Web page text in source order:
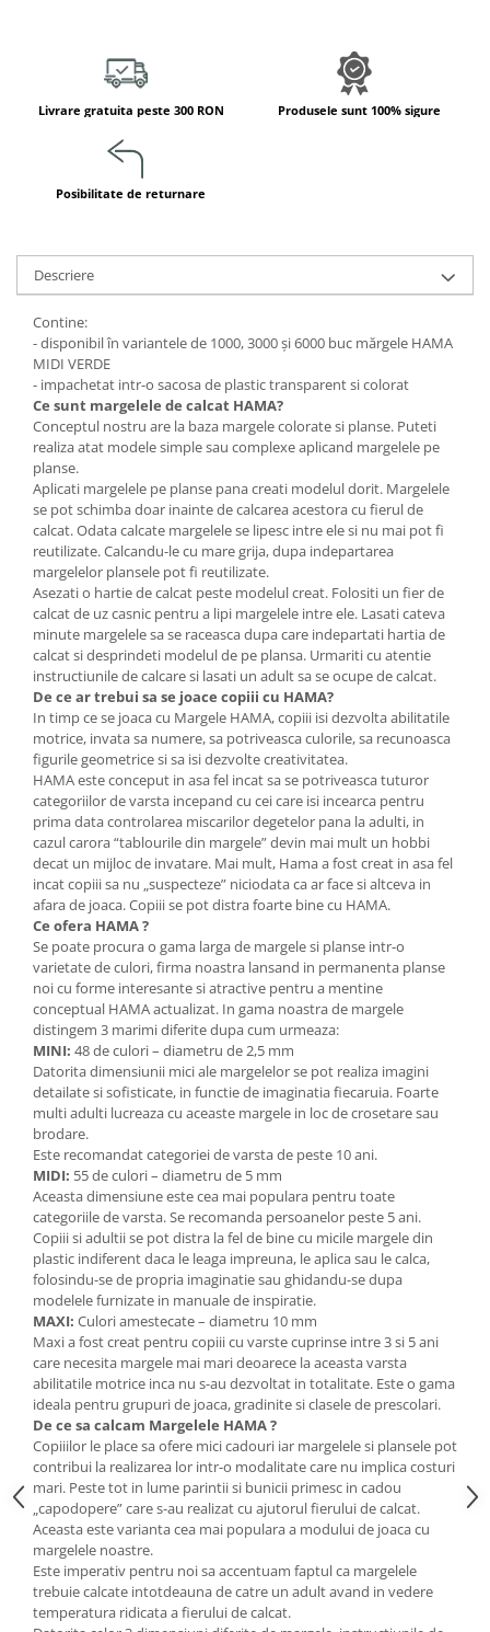
Motricitate grosiera
Recunoasterea formelor
Saltele
Trasee de motricitate
Diverse jucarii educative
Dezvoltarea limbajului
Figurine
Mobilier gradinita
Montessori
Spații de joacă
Educatie inovativa
Anatomie
Comunicare
Dezvoltare timpurie
Experimente
Forme
Joc imaginativ
Jucării interactive
Lumina
Lumini si culori
Magnetism
Matematica
Pregătire pentru școală
Pregătirea scrierii de mână
Secventialitate
Sortare si numarare
Stiinte
Mărgele de călcat HAMA
Hama Maxi Sticks
Margele HAMA MAXI
Mărgele HAMA MIDI
Mărgele HAMA MINI
Perceperea timpului - TimeTimer
Stimulare senzoriala
Stimulare auditiva
Stimulare olfactivă
Stimulare tactila
Stimulare vizuala
Terapie de integrare senzorială
Livrare gratuita peste 300 RON Produsele sunt 100% sigure
Posibilitate de returnare
Descriere
Contine:
- disponibil în variantele de 1000, 3000 și 6000 buc mărgele HAMA
MIDI VERDE
- impachetat intr-o sacosa de plastic transparent si colorat
Ce sunt margelele de calcat HAMA?
Conceptul nostru are la baza margele colorate si planse. Puteti
realiza atat modele simple sau complexe aplicand margelele pe
planse.
Aplicati margelele pe planse pana creati modelul dorit. Margelele
se pot schimba doar inainte de calcarea acestora cu fierul de
calcat. Odata calcate margelele se lipesc intre ele si nu mai pot fi
reutilizate. Calcandu-le cu mare grija, dupa indepartarea
margelelor plansele pot fi reutilizate.
Asezati o hartie de calcat peste modelul creat. Folositi un fier de
calcat de uz casnic pentru a lipi margelele intre ele. Lasati cateva
minute margelele sa se raceasca dupa care indepartati hartia de
calcat si desprindeti modelul de pe plansa. Urmariti cu atentie
instructiunile de calcare si lasati un adult sa se ocupe de calcat.
De ce ar trebui sa se joace copiii cu HAMA?
In timp ce se joaca cu Margele HAMA, copiii isi dezvolta abilitatile
motrice, invata sa numere, sa potriveasca culorile, sa recunoasca
figurile geometrice si sa isi dezvolte creativitatea.
HAMA este conceput in asa fel incat sa se potriveasca tuturor
categoriilor de varsta incepand cu cei care isi incearca pentru
prima data controlarea miscarilor degetelor pana la adulti, in
cazul carora “tablourile din margele” devin mai mult un hobbi
decat un mijloc de invatare. Mai mult, Hama a fost creat in asa fel
incat copiii sa nu „suspecteze” niciodata ca ar face si altceva in
afara de joaca. Copiii se pot distra foarte bine cu HAMA.
Ce ofera HAMA ?
Se poate procura o gama larga de margele si planse intr-o
varietate de culori, firma noastra lansand in permanenta planse
noi cu forme interesante si atractive pentru a mentine
conceptual HAMA actualizat. In gama noastra de margele
distingem 3 marimi diferite dupa cum urmeaza:
MINI: 48 de culori – diametru de 2,5 mm
Datorita dimensiunii mici ale margelelor se pot realiza imagini
detailate si sofisticate, in functie de imaginatia fiecaruia. Foarte
multi adulti lucreaza cu aceaste margele in loc de crosetare sau
brodare.
Este recomandat categoriei de varsta de peste 10 ani.
MIDI: 55 de culori – diametru de 5 mm
Aceasta dimensiune este cea mai populara pentru toate
categoriile de varsta. Se recomanda persoanelor peste 5 ani.
Copiii si adultii se pot distra la fel de bine cu micile margele din
plastic indiferent daca le leaga impreuna, le aplica sau le calca,
folosindu-se de propria imaginatie sau ghidandu-se dupa
modelele furnizate in manuale de inspiratie.
MAXI: Culori amestecate – diametru 10 mm
Maxi a fost creat pentru copiii cu varste cuprinse intre 3 si 5 ani
care necesita margele mai mari deoarece la aceasta varsta
abilitatile motrice inca nu s-au dezvoltat in totalitate. Este o gama
ideala pentru grupuri de joaca, gradinite si clasele de prescolari.
De ce sa calcam Margelele HAMA ?
Copiiilor le place sa ofere mici cadouri iar margelele si plansele pot
contribui la realizarea lor intr-o modalitate care nu implica costuri
mari. Peste tot in lume parintii si bunicii primesc in cadou
„capodopere” care s-au realizat cu ajutorul fierului de calcat.
Aceasta este varianta cea mai populara a modului de joaca cu
margelele noastre.
Este imperativ pentru noi sa accentuam faptul ca margelele
trebuie calcate intotdeauna de catre un adult avand in vedere
temperatura ridicata a fierului de calcat.